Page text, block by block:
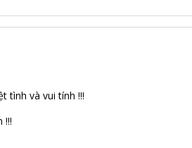
tình và vui tính !!!
!!!